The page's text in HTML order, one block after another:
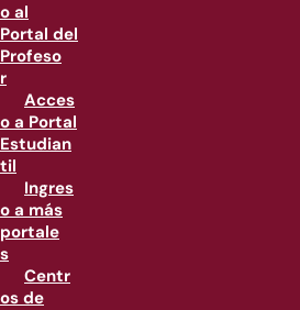
o al
Portal del
Profeso
r
Acces
o a Portal
Estudian
til
Ingres
o a más
portale
s
Centr
os de